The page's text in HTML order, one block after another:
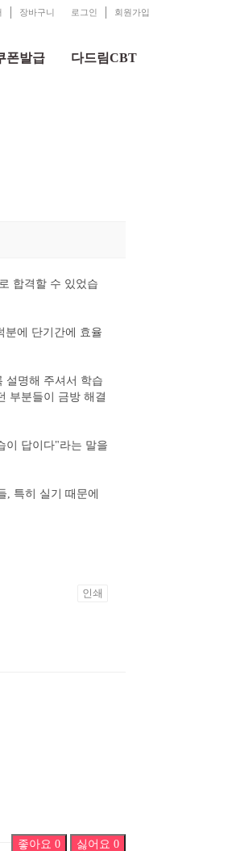
로그인 회원가입
장바구니
폰발급 다드림CBT
합격할 수 있었습
분에 단기간에 효율
설명해 주셔서 학습
부분들이 금방 해결
이 답이다"라는 말을
특히 실기 때문에
인쇄
좋아요 0 싫어요 0